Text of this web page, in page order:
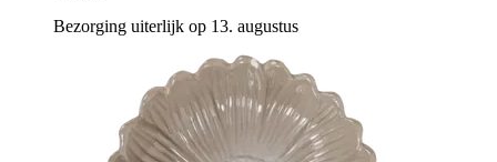
Bezorging uiterlijk op 13. augustus